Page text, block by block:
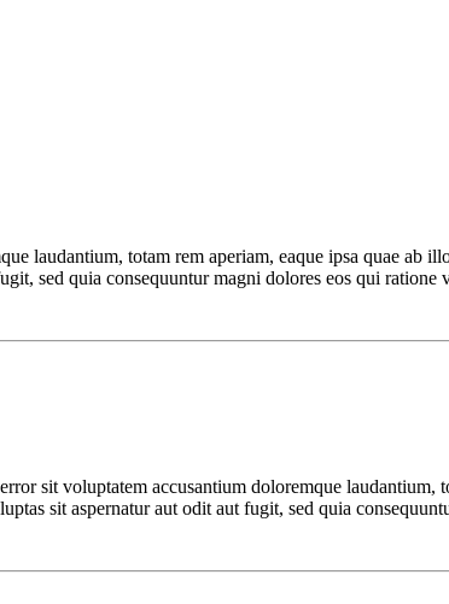
laudantium, totam rem aperiam, eaque ipsa quae ab
sed quia consequuntur magni dolores eos qui
sit voluptatem accusantium doloremque laudantium,
sit aspernatur aut odit aut fugit, sed quia